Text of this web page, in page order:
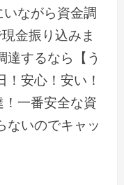
ながら資金調
金振り込みま
達するなら【う
安心！安い！
一番安全な資
ないのでキャッ